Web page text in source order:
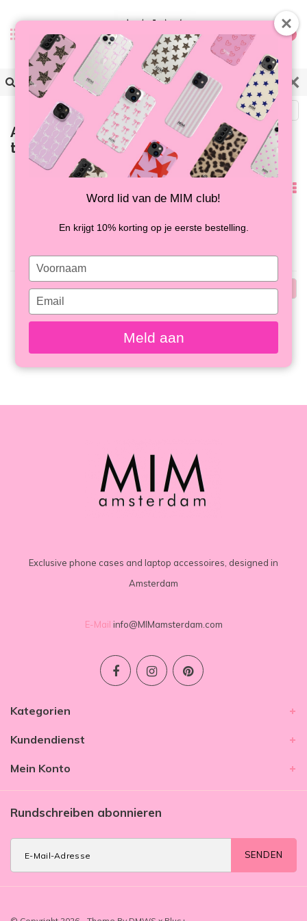
0
Zurück
Artikel mit Schlagwort zwart
telefoonhoesje
angesehen
Keine Produkte gefunden!...
Am
Exclusive phone cases and laptop accessoires, designed in
Amsterdam
E-Mail info@MIMamsterdam.com
Kategorien
Kundendienst
Mein Konto
Rundschreiben abonnieren
SENDEN
Word lid van de MIM club!
En krijgt 10% korting op je eerste bestelling.
Type
your
name
Type
your
email
Meld aan